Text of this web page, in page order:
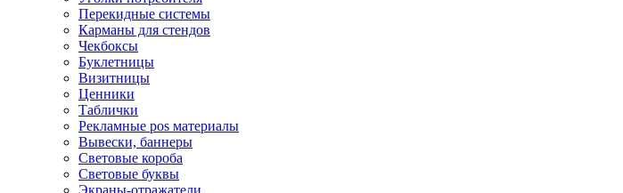
Перекидные системы
Карманы для стендов
Чекбоксы
Буклетницы
Визитницы
Ценники
Таблички
Рекламные pos материалы
Вывески, баннеры
Световые короба
Световые буквы
Экраны-отражатели